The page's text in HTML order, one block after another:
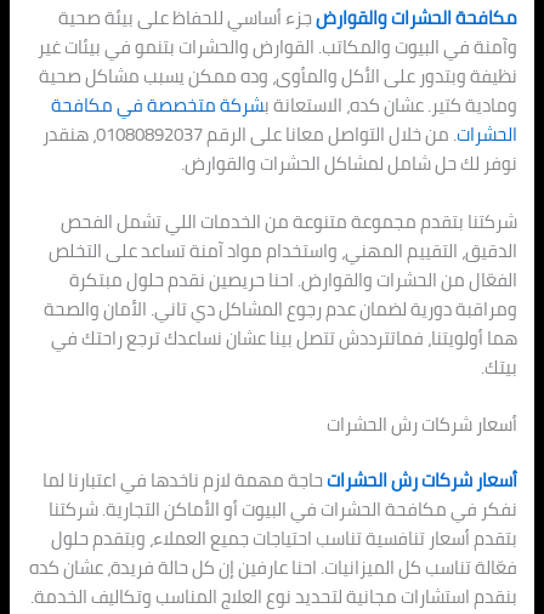
مكافحة الحشرات والقوارضجزء أساسي للحفاظ على بيئة صحية
وآمنة في البيوت والمكاتب. القوارض والحشرات بتنمو في بيئات غير
نظيفة وبتدور على الأكل والمأوى، وده ممكن يسبب مشاكل صحية
ومادية كتير. عشان كده، الاستعانة بشركة متخصصة في مكافحة
الحشرات
. من خلال التواصل معانا على الرقم 01080892037، هنقدر
نوفر لك حل شامل لمشاكل الحشرات والقوارض.
شركتنا بتقدم مجموعة متنوعة من الخدمات اللي تشمل الفحص
الدقيق، التقييم المهني، واستخدام مواد آمنة تساعد على التخلص
الفعّال من الحشرات والقوارض. احنا حريصين نقدم حلول مبتكرة
ومراقبة دورية لضمان عدم رجوع المشاكل دي تاني. الأمان والصحة
هما أولويتنا، فماتترددش تتصل بينا عشان نساعدك ترجع راحتك في
بيتك.
أسعار شركات رش الحشرات
أسعار شركات رش الحشراتحاجة مهمة لازم ناخدها في اعتبارنا لما
نفكر في مكافحة الحشرات في البيوت أو الأماكن التجارية. شركتنا
بتقدم أسعار تنافسية تناسب احتياجات جميع العملاء، وبتقدم حلول
فعّالة تناسب كل الميزانيات. احنا عارفين إن كل حالة فريدة، عشان كده
بنقدم استشارات مجانية لتحديد نوع العلاج المناسب وتكاليف الخدمة.